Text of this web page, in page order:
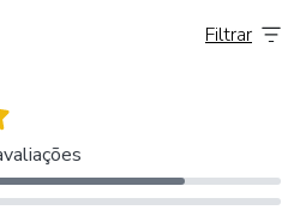
em LIBRAS para usar em sala
sua prática docente e
Filtrar